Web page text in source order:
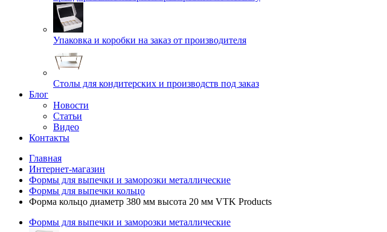
Упаковка и коробки на заказ от производителя
Cтолы для кондитерских и производств под заказ
Блог
Новости
Статьи
Видео
Контакты
Главная
Интернет-магазин
Формы для выпечки и заморозки металлические
Формы для выпечки кольцо
Форма кольцо диаметр 380 мм высота 20 мм VTK Products
Формы для выпечки и заморозки металлические